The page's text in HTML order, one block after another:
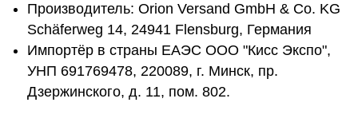
Производитель: Orion Versand GmbH & Co. KG
Schäferweg 14, 24941 Flensburg, Германия
Импортёр в страны ЕАЭС ООО "Кисс Экспо",
УНП 691769478, 220089, г. Минск, пр.
Дзержинского, д. 11, пом. 802.